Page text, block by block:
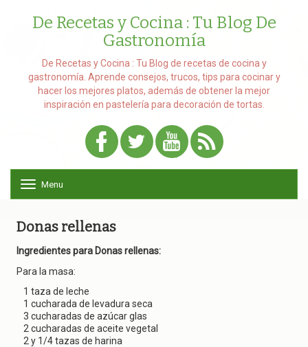
De Recetas y Cocina : Tu Blog De
Gastronomía
De Recetas y Cocina : Tu Blog de recetas de cocina y
gastronomía. Aprende consejos, trucos, tips para cocinar y
hacer los mejores platos, además de obtener la mejor
inspiración en pastelería para decoración de tortas.
o
e
t
Menu
Donas rellenas
Ingredientes para Donas rellenas:
Para la masa:
1 taza de leche
1 cucharada de levadura seca
3 cucharadas de azúcar glas
2 cucharadas de aceite vegetal
2 y 1/4 tazas de harina